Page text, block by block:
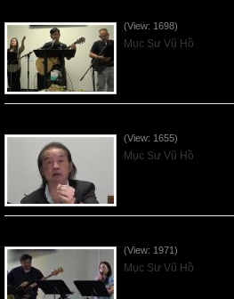
(View: 1698)
Mục Sư Vũ Hồ
(View: 1655)
Mục Sư Vũ Hồ
(View: 1971)
Mục Sư Vũ Hồ